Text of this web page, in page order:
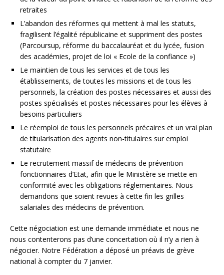
retraites
L’abandon des réformes qui mettent à mal les statuts,
fragilisent l’égalité républicaine et suppriment des postes
(Parcoursup, réforme du baccalauréat et du lycée, fusion
des académies, projet de loi « Ecole de la confiance »)
Le maintien de tous les services et de tous les
établissements, de toutes les missions et de tous les
personnels, la création des postes nécessaires et aussi des
postes spécialisés et postes nécessaires pour les élèves à
besoins particuliers
Le réemploi de tous les personnels précaires et un vrai plan
de titularisation des agents non-titulaires sur emploi
statutaire
Le recrutement massif de médecins de prévention
fonctionnaires d’Etat, afin que le Ministère se mette en
conformité avec les obligations réglementaires. Nous
demandons que soient revues à cette fin les grilles
salariales des médecins de prévention.
Cette négociation est une demande immédiate et nous ne
nous contenterons pas d’une concertation où il n’y a rien à
négocier. Notre Fédération a déposé un préavis de grève
national à compter du 7 janvier.